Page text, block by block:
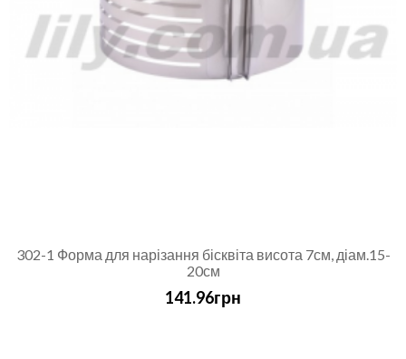
302-1 Форма для нарізання бісквіта висота 7см, діам.15-
20см
141.96грн